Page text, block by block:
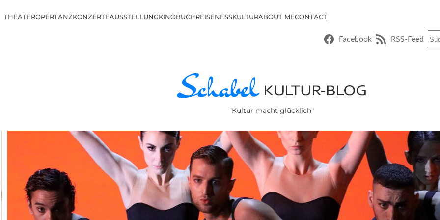
THEATEROPERTANZKONZERTEAUSSTELLUNGKINOBUCHREISENESSKULTURABOUT MECONTACT
Facebook RSS-Feed
"Kultur macht glücklich"